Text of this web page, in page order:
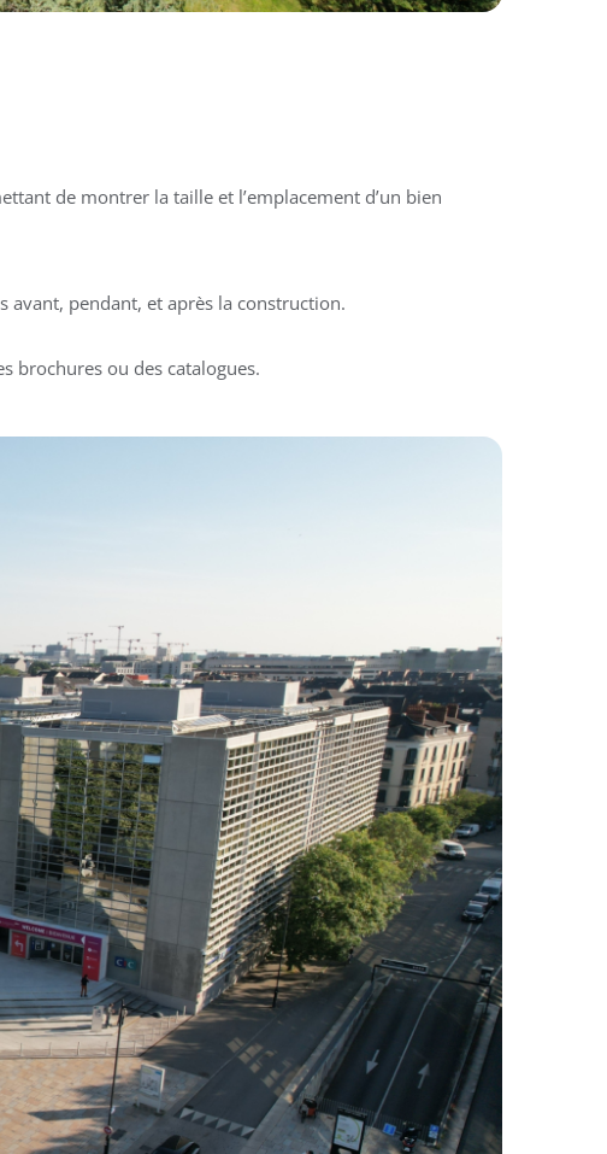
de montrer la taille et l’emplacement d’un bien
avant, pendant, et après la construction.
brochures ou des catalogues.